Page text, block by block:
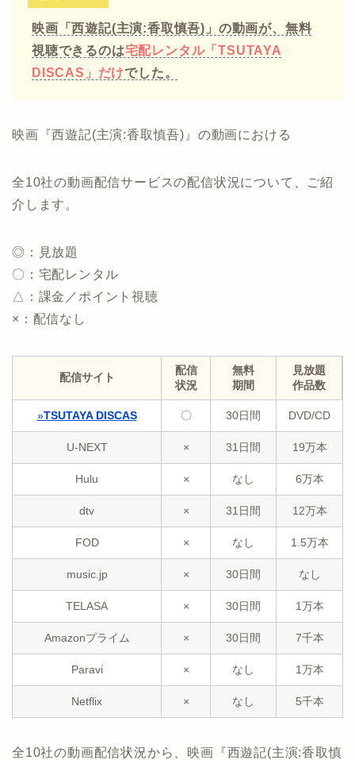
映画「西遊記(主演:香取慎吾)」の動画が、無料
視聴できるのは宅配レンタル「TSUTAYA
DISCAS」だけでした。
映画『西遊記(主演:香取慎吾)』の動画における
全10社の動画配信サービスの配信状況について、ご紹
介します。
◎：見放題
〇：宅配レンタル
△：課金／ポイント視聴
×：配信なし
配信サイト
配信
状況
無料
期間
見放題
作品数
»TSUTAYA DISCAS 〇 30日間 DVD/CD
U-NEXT × 31日間 19万本
Hulu × なし 6万本
dtv × 31日間 12万本
FOD × なし 1.5万本
music.jp × 30日間 なし
TELASA × 30日間 1万本
Amazonプライム × 30日間 7千本
Paravi × なし 1万本
Netflix × なし 5千本
全10社の動画配信状況から、映画『西遊記(主演:香取慎